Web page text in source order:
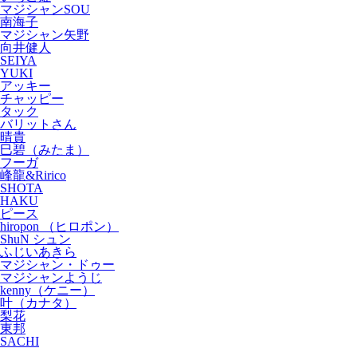
マジシャンSOU
南海子
マジシャン矢野
向井健人
SEIYA
YUKI
アッキー
チャッピー
タック
バリットさん
晴貴
巳碧（みたま）
フーガ
峰龍&Ririco
SHOTA
HAKU
ピース
hiropon （ヒロポン）
ShuN シュン
ふじいあきら
マジシャン・ドゥー
マジシャンようじ
kenny（ケニー）
叶（カナタ）
梨花
東邦
SACHI